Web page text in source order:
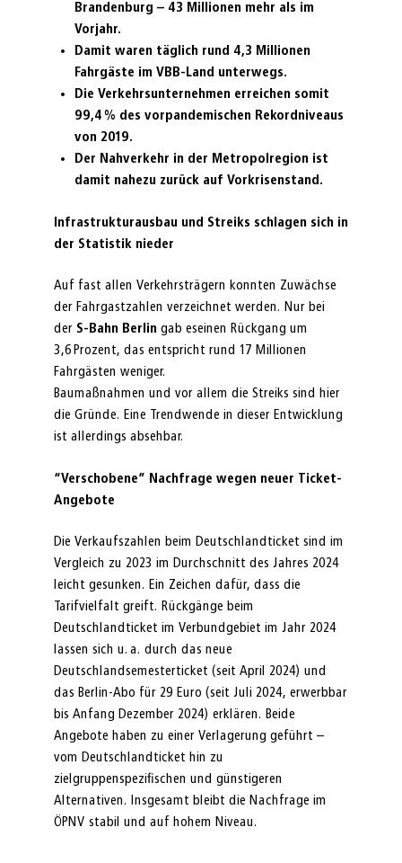
Brandenburg – 43 Millionen mehr als im
Vorjahr.
Damit waren täglich rund 4,3 Millionen
Fahrgäste im VBB-Land unterwegs.
Die Verkehrsunternehmen erreichen somit
99,4 % des vorpandemischen Rekordniveaus
von 2019.
Der Nahverkehr in der Metropolregion ist
damit nahezu zurück auf Vorkrisenstand.
Infrastrukturausbau und Streiks schlagen sich in
der Statistik nieder
Auf fast allen Verkehrsträgern konnten Zuwächse
der Fahrgastzahlen verzeichnet werden. Nur bei
der S-Bahn Berlin gab eseinen Rückgang um
3,6 Prozent, das entspricht rund 17 Millionen
Fahrgästen weniger.
Baumaßnahmen und vor allem die Streiks sind hier
die Gründe. Eine Trendwende in dieser Entwicklung
ist allerdings absehbar.
“Verschobene” Nachfrage wegen neuer Ticket-
Angebote
Die Verkaufszahlen beim Deutschlandticket sind im
Vergleich zu 2023 im Durchschnitt des Jahres 2024
leicht gesunken. Ein Zeichen dafür, dass die
Tarifvielfalt greift. Rückgänge beim
Deutschlandticket im Verbundgebiet im Jahr 2024
lassen sich u. a. durch das neue
Deutschlandsemesterticket (seit April 2024) und
das Berlin-Abo für 29 Euro (seit Juli 2024, erwerbbar
bis Anfang Dezember 2024) erklären. Beide
Angebote haben zu einer Verlagerung geführt –
vom Deutschlandticket hin zu
zielgruppenspezifischen und günstigeren
Alternativen. Insgesamt bleibt die Nachfrage im
ÖPNV stabil und auf hohem Niveau.